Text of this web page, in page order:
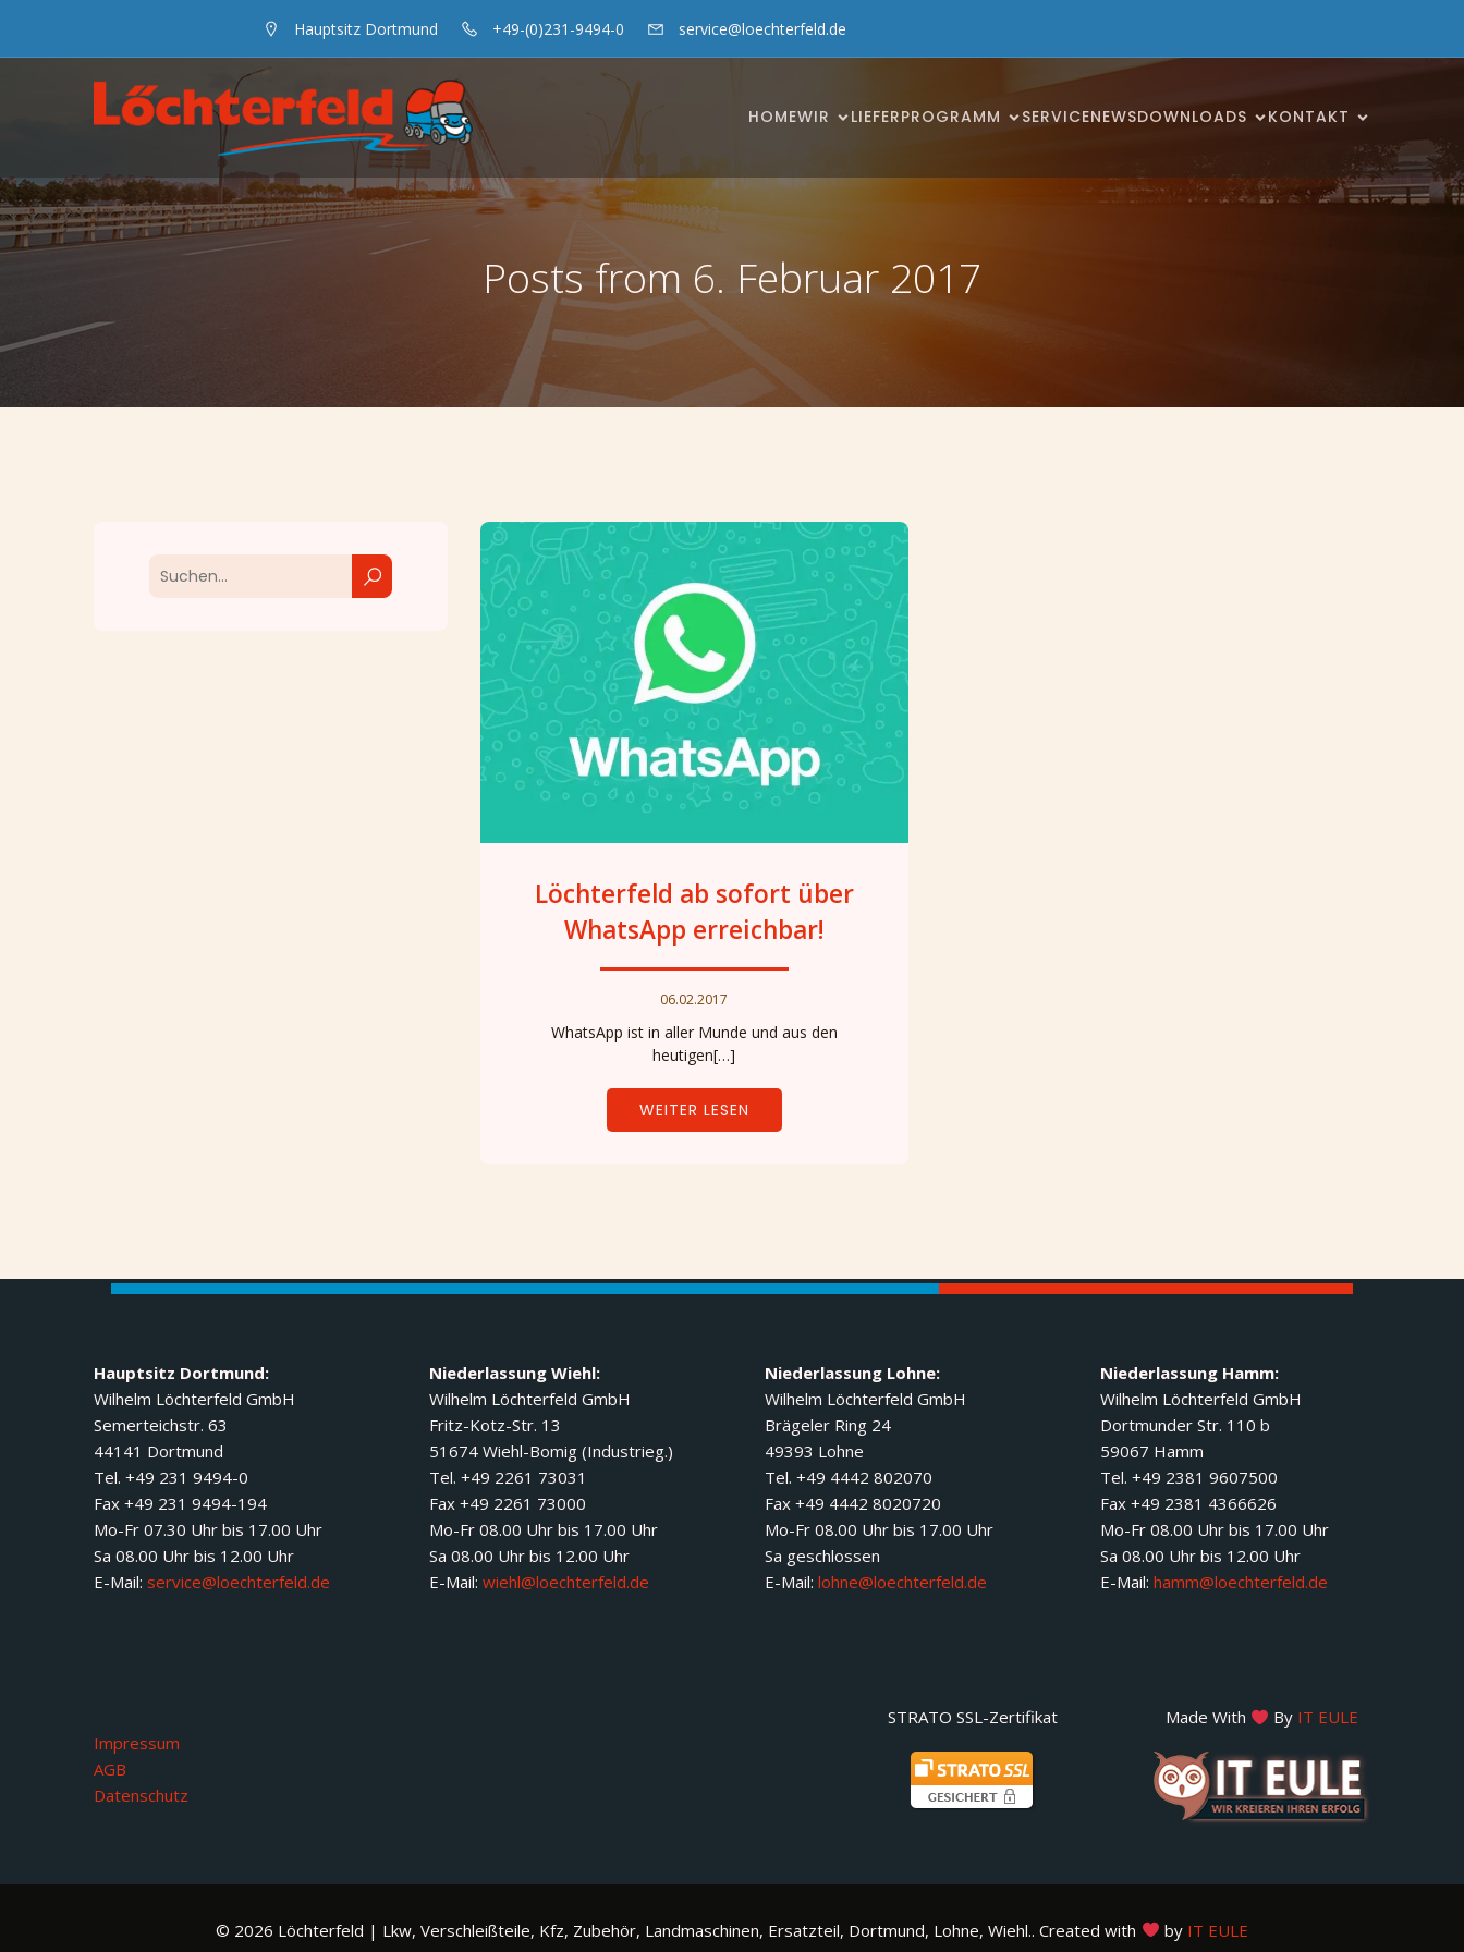
Hauptsitz Dortmund +49-(0)231-9494-0 service@loechterfeld.de
HOMEWIR LIEFERPROGRAMM SERVICENEWSDOWNLOADS KONTAKT
Posts from 6. Februar 2017
Löchterfeld ab sofort über
WhatsApp erreichbar!
06.02.2017
WhatsApp ist in aller Munde und aus den
heutigen[…]
WEITER LESEN
Hauptsitz Dortmund:
Wilhelm Löchterfeld GmbH
Semerteichstr. 63
44141 Dortmund
Tel. +49 231 9494-0
Fax +49 231 9494-194
Mo-Fr 07.30 Uhr bis 17.00 Uhr
Sa 08.00 Uhr bis 12.00 Uhr
E-Mail: service@loechterfeld.de
Niederlassung Wiehl:
Wilhelm Löchterfeld GmbH
Fritz-Kotz-Str. 13
51674 Wiehl-Bomig (Industrieg.)
Tel. +49 2261 73031
Fax +49 2261 73000
Mo-Fr 08.00 Uhr bis 17.00 Uhr
Sa 08.00 Uhr bis 12.00 Uhr
E-Mail: wiehl@loechterfeld.de
Niederlassung Lohne:
Wilhelm Löchterfeld GmbH
Brägeler Ring 24
49393 Lohne
Tel. +49 4442 802070
Fax +49 4442 8020720
Mo-Fr 08.00 Uhr bis 17.00 Uhr
Sa geschlossen
E-Mail: lohne@loechterfeld.de
Niederlassung Hamm:
Wilhelm Löchterfeld GmbH
Dortmunder Str. 110 b
59067 Hamm
Tel. +49 2381 9607500
Fax +49 2381 4366626
Mo-Fr 08.00 Uhr bis 17.00 Uhr
Sa 08.00 Uhr bis 12.00 Uhr
E-Mail: hamm@loechterfeld.de
Impressum
AGB
Datenschutz
STRATO SSL-Zertifikat Made With By IT EULE
© 2026 Löchterfeld | Lkw, Verschleißteile, Kfz, Zubehör, Landmaschinen, Ersatzteil, Dortmund, Lohne, Wiehl.. Created with by IT EULE